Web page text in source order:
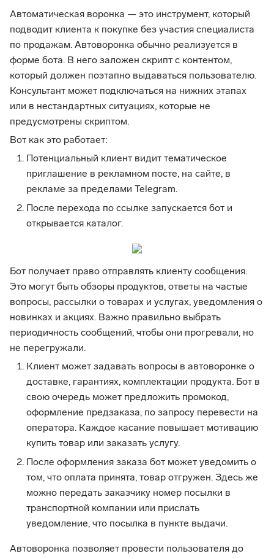
Автоматическая воронка — это инструмент, который
подводит клиента к покупке без участия специалиста
по продажам. Автоворонка обычно реализуется в
форме бота. В него заложен скрипт с контентом,
который должен поэтапно выдаваться пользователю.
Консультант может подключаться на нижних этапах
или в нестандартных ситуациях, которые не
предусмотрены скриптом.
Вот как это работает:
Потенциальный клиент видит тематическое
приглашение в рекламном посте, на сайте, в
рекламе за пределами Telegram.
После перехода по ссылке запускается бот и
открывается каталог.
Бот получает право отправлять клиенту сообщения.
Это могут быть обзоры продуктов, ответы на частые
вопросы, рассылки о товарах и услугах, уведомления о
новинках и акциях. Важно правильно выбрать
периодичность сообщений, чтобы они прогревали, но
не перегружали.
Клиент может задавать вопросы в автоворонке о
доставке, гарантиях, комплектации продукта. Бот в
свою очередь может предложить промокод,
оформление предзаказа, по запросу перевести на
оператора. Каждое касание повышает мотивацию
купить товар или заказать услугу.
После оформления заказа бот может уведомить о
том, что оплата принята, товар отгружен. Здесь же
можно передать заказчику номер посылки в
транспортной компании или прислать
уведомление, что посылка в пункте выдачи.
Автоворонка позволяет провести пользователя до